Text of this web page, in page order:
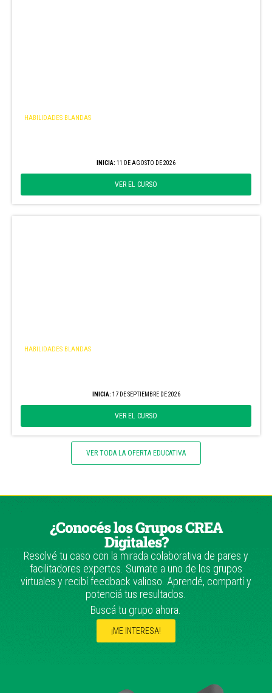
HABILIDADES BLANDAS
INICIA: 11 DE AGOSTO DE 2026
VER EL CURSO
HABILIDADES BLANDAS
INICIA: 17 DE SEPTIEMBRE DE 2026
VER EL CURSO
VER TODA LA OFERTA EDUCATIVA
¿Conocés los Grupos CREA
Digitales?
Resolvé tu caso con la mirada colaborativa de pares y
facilitadores expertos. Sumate a uno de los grupos
virtuales y recibí feedback valioso. Aprendé, compartí y
potenciá tus resultados.
Buscá tu grupo ahora.
¡ME INTERESA!